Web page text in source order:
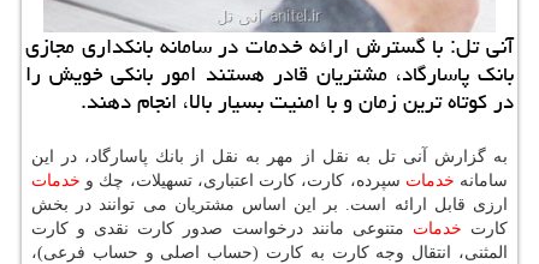
آنی تل: با گسترش ارائه خدمات در سامانه بانكداری مجازی
بانك پاسارگاد، مشتریان قادر هستند امور بانكی خویش را
در كوتاه ترین زمان و با امنیت بسیار بالا، انجام دهند.
به گزارش آنی تل به نقل از مهر به نقل از بانك پاسارگاد، در این
سامانه خدمات سپرده، كارت، كارت اعتباری، تسهیلات، چك و خدمات
ارزی قابل ارائه است. بر این اساس مشتریان می توانند در بخش
كارت خدمات متنوعی مانند درخواست صدور كارت نقدی و كارت
المثنی، انتقال وجه كارت به كارت (حساب اصلی و حساب فرعی)،